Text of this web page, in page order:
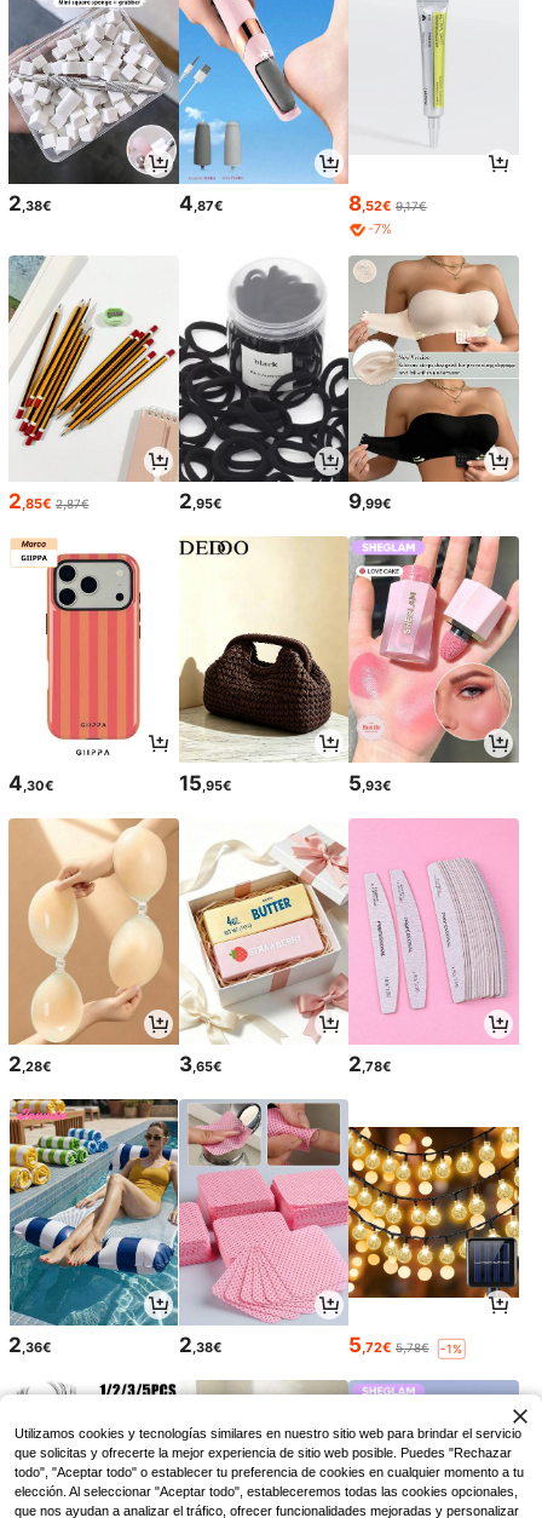
2 ,38€ 4 ,87€ 8 ,52€ 9,17€
-7%
2,85€ 2,87€ 2,95€ 9,99€
4 ,30€ 15 ,95€ 5 ,93€
2,28€ 3,65€ 2,78€
2,36€ 2,38€ 5,72€ 5,78€ -1%
Utilizamos cookies y tecnologías similares en nuestro sitio web para brindar el servicio
que solicitas y ofrecerte la mejor experiencia de sitio web posible. Puedes "Rechazar
todo", "Aceptar todo" o establecer tu preferencia de cookies en cualquier momento a tu
elección. Al seleccionar "Aceptar todo", estableceremos todas las cookies opcionales,
que nos ayudan a analizar el tráfico, ofrecer funcionalidades mejoradas y personalizar